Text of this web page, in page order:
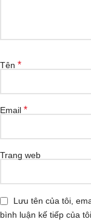
Tên *
Email *
Trang web
Lưu tên của tôi,
bình luận kế tiếp của